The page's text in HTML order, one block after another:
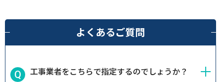
よくあるご質問
工事業者をこちらで指定するのでしょうか？